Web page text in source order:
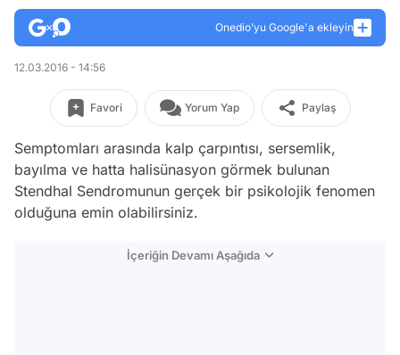
Onedio’yu Google'a ekleyin
12.03.2016 - 14:56
Favori Yorum Yap Paylaş
Semptomları arasında kalp çarpıntısı, sersemlik,
bayılma ve hatta halisünasyon görmek bulunan
Stendhal Sendromunun gerçek bir psikolojik fenomen
olduğuna emin olabilirsiniz.
İçeriğin Devamı Aşağıda